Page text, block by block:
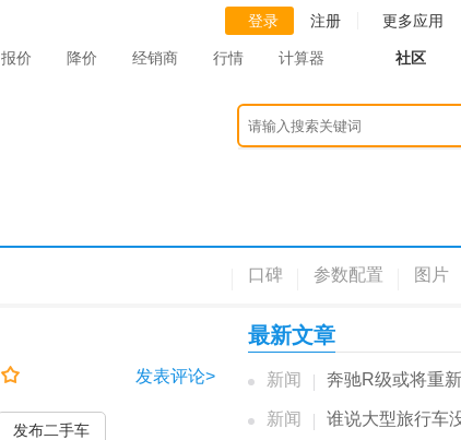
登录 注册 更多应用
报价 降价 经销商 行情 计算器 社区
口碑 参数配置 图片
发表评论>
发布二手车
最新文章
新闻 奔驰R级或将重新上
新闻 谁说大型旅行车没